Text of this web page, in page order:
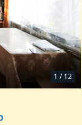
1 / 12